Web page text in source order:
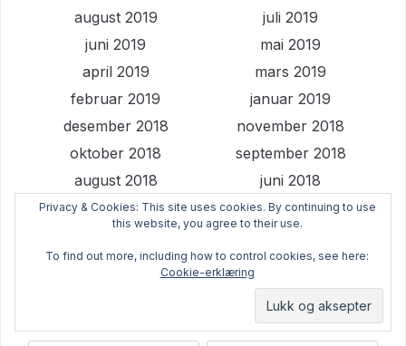
august 2019
juli 2019
juni 2019
mai 2019
april 2019
mars 2019
februar 2019
januar 2019
desember 2018
november 2018
oktober 2018
september 2018
august 2018
juni 2018
mai 2018
april 2018
Privacy & Cookies: This site uses cookies. By continuing to use
this website, you agree to their use.
To find out more, including how to control cookies, see here:
Cookie-erklæring